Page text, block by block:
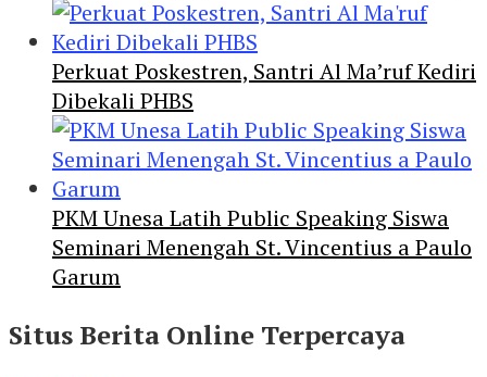
Perkuat Poskestren, Santri Al Ma’ruf Kediri
Dibekali PHBS
PKM Unesa Latih Public Speaking Siswa
Seminari Menengah St. Vincentius a Paulo
Garum
Situs Berita Online Terpercaya